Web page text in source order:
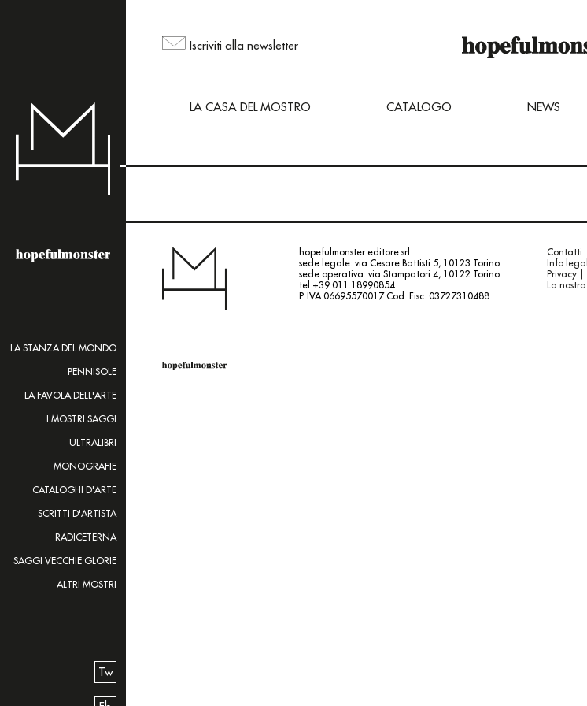
ma puoi comunque ordinare dei titoli
LA STANZA DEL MONDO
PENNISOLE
LA FAVOLA DELL'ARTE
I MOSTRI SAGGI
ULTRALIBRI
MONOGRAFIE
CATALOGHI D'ARTE
SCRITTI D'ARTISTA
RADICETERNA
SAGGI VECCHIE GLORIE
ALTRI MOSTRI
Tw
Iscriviti alla newsletter
LA CASA DEL MOSTRO CATALOGO NEWS
hopefulmonster editore srl
sede legale: via Cesare Battisti 5, 10123 Torino
sede operativa: via Stampatori 4, 10122 Torino
tel +39.011.18990854
P. IVA 06695570017 Cod. Fisc. 03727310488
Contatti
Info
Privacy |
La